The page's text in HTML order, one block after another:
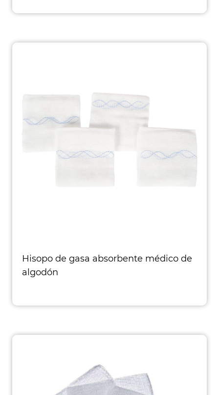
Hisopo de gasa absorbente médico de
algodón